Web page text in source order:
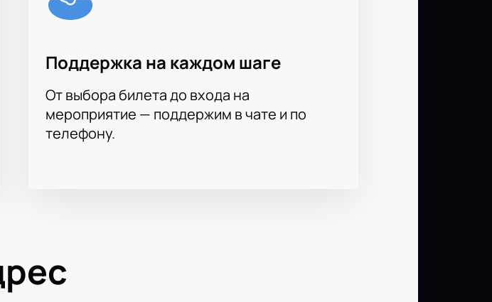
Поддержка на каждом шаге
От выбора билета до входа на
мероприятие — поддержим в чате и по
телефону.